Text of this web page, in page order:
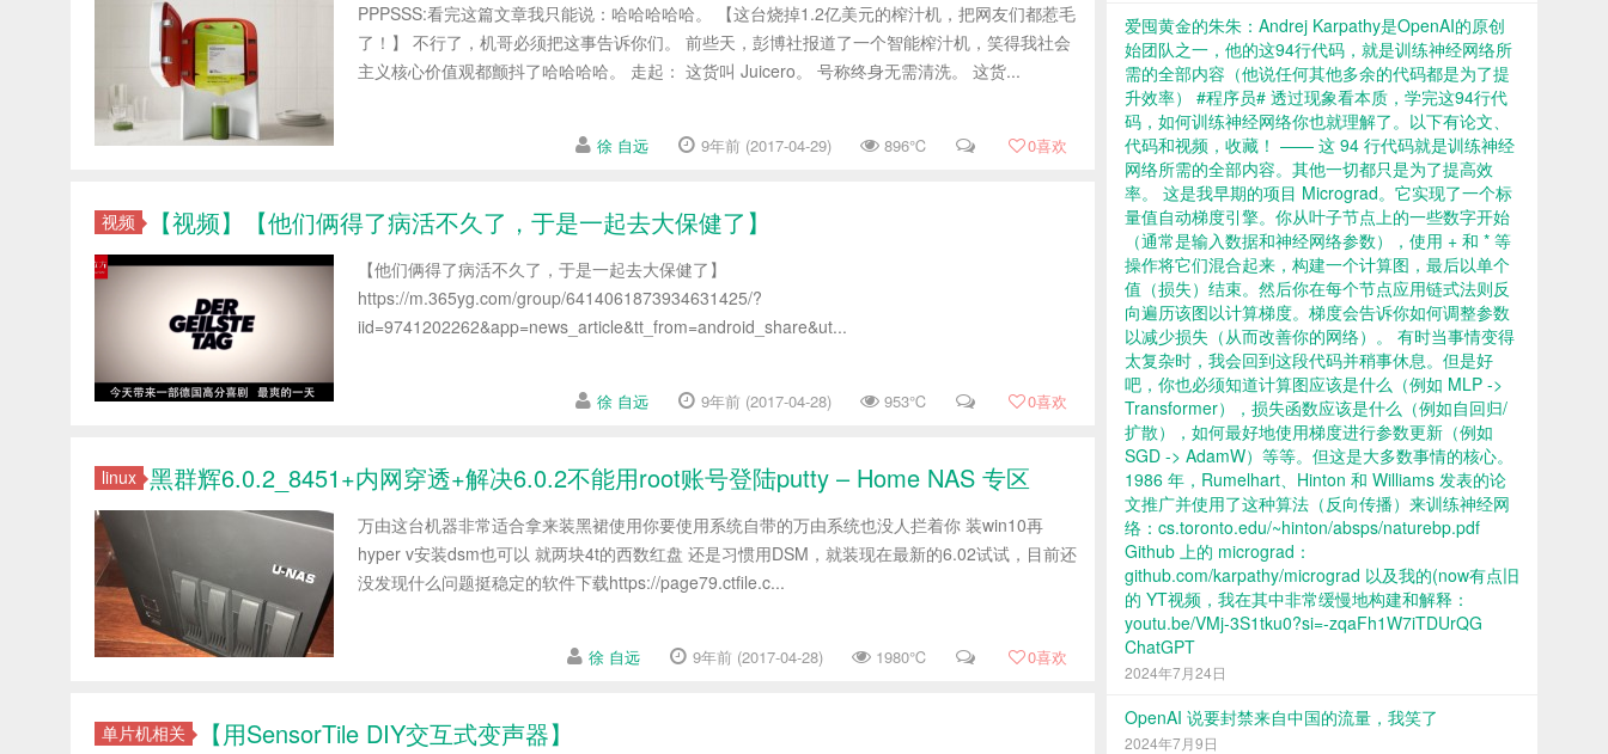
PPPSSS:看完这篇文章我只能说：哈哈哈哈哈。 【这台烧掉1.2亿美元的榨汁机，把网友们都惹毛
了！】 不行了，机哥必须把这事告诉你们。 前些天，彭博社报道了一个智能榨汁机，笑得我社会
主义核心价值观都颤抖了哈哈哈哈。 走起： 这货叫 Juicero。 号称终身无需清洗。 这货...
徐 自远 9年前 (2017-04-29) 896℃ 0喜欢
视频 【视频】【他们俩得了病活不久了，于是一起去大保健了】
【他们俩得了病活不久了，于是一起去大保健了】
https://m.365yg.com/group/6414061873934631425/?
iid=9741202262&app=news_article&tt_from=android_share&ut...
徐 自远 9年前 (2017-04-28) 953℃ 0喜欢
linux 黑群辉6.0.2_8451+内网穿透+解决6.0.2不能用root账号登陆putty – Home NAS 专区
万由这台机器非常适合拿来装黑裙使用你要使用系统自带的万由系统也没人拦着你 装win10再
hyper v安装dsm也可以 就两块4t的西数红盘 还是习惯用DSM，就装现在最新的6.02试试，目前还
没发现什么问题挺稳定的软件下载https://page79.ctfile.c...
徐 自远 9年前 (2017-04-28) 1980℃ 0喜欢
单片机相关 【用SensorTile DIY交互式变声器】
爱囤黄金的朱朱：Andrej Karpathy是OpenAI的原创
始团队之一，他的这94行代码，就是训练神经网络所
需的全部内容（他说任何其他多余的代码都是为了提
升效率） #程序员# 透过现象看本质，学完这94行代
码，如何训练神经网络你也就理解了。以下有论文、
代码和视频，收藏！ —— 这 94 行代码就是训练神经
网络所需的全部内容。其他一切都只是为了提高效
率。 这是我早期的项目 Micrograd。它实现了一个标
量值自动梯度引擎。你从叶子节点上的一些数字开始
（通常是输入数据和神经网络参数），使用 + 和 * 等
操作将它们混合起来，构建一个计算图，最后以单个
值（损失）结束。然后你在每个节点应用链式法则反
向遍历该图以计算梯度。梯度会告诉你如何调整参数
以减少损失（从而改善你的网络）。 有时当事情变得
太复杂时，我会回到这段代码并稍事休息。但是好
吧，你也必须知道计算图应该是什么（例如 MLP ->
Transformer），损失函数应该是什么（例如自回归/
扩散），如何最好地使用梯度进行参数更新（例如
SGD -> AdamW）等等。但这是大多数事情的核心。
1986 年，Rumelhart、Hinton 和 Williams 发表的论
文推广并使用了这种算法（反向传播）来训练神经网
络：cs.toronto.edu/~hinton/absps/naturebp.pdf
Github 上的 micrograd：
github.com/karpathy/micrograd 以及我的(now有点旧
的 YT视频，我在其中非常缓慢地构建和解释：
youtu.be/VMj-3S1tku0?si=-zqaFh1W7iTDUrQG
ChatGPT
2024年7月24日
OpenAI 说要封禁来自中国的流量，我笑了
2024年7月9日